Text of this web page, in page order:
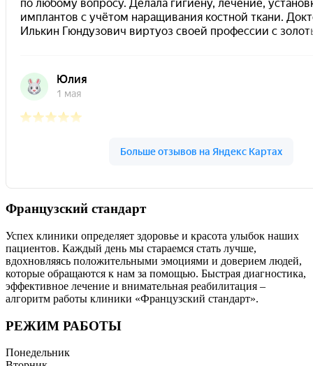
Французский стандарт
Успех клиники определяет здоровье и красота улыбок наших
пациентов. Каждый день мы стараемся стать лучше,
вдохновляясь положительными эмоциями и доверием людей,
которые обращаются к нам за помощью. Быстрая диагностика,
эффективное лечение и внимательная реабилитация –
алгоритм работы клиники «Французский стандарт».
РЕЖИМ РАБОТЫ
Понедельник